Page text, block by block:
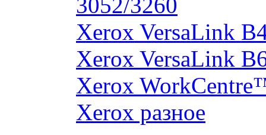
Xerox VersaLink
Xerox VersaLink
Xerox
Xerox разное